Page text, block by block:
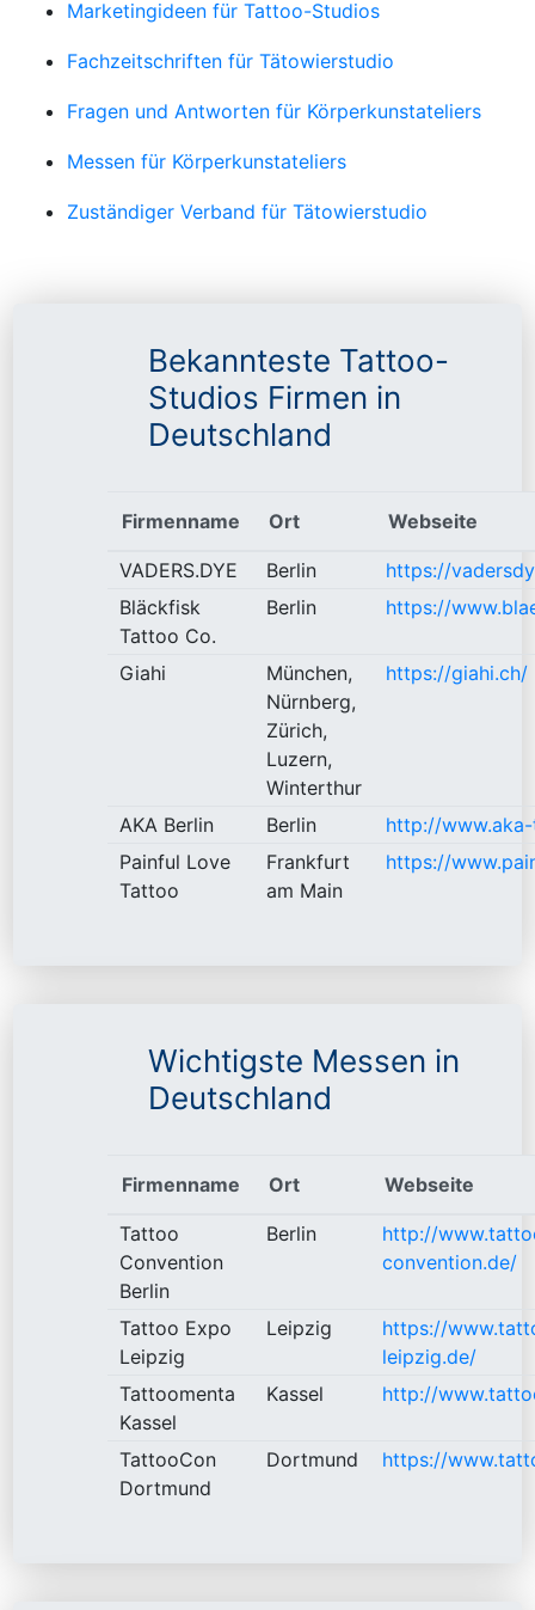
Marketingideen für Tattoo-Studios
Fachzeitschriften für Tätowierstudio
Fragen und Antworten für Körperkunstateliers
Messen für Körperkunstateliers
Zuständiger Verband für Tätowierstudio
Bekannteste Tattoo-
Studios Firmen in
Deutschland
Firmenname Ort Webseite
VADERS.DYE Berlin
https://
Bläckfisk
Tattoo Co.
Berlin https://
Giahi
München,
Nürnberg,
Zürich,
Luzern,
Winterthur
https://giahi.ch/
AKA Berlin Berlin
http://
Painful Love
Tattoo
Frankfurt
am Main
https://
Wichtigste Messen in
Deutschland
Firmenname Ort Webseite
Tattoo
Convention
Berlin
Berlin
http://
convention.de/
Tattoo Expo
Leipzig
Leipzig
https://
leipzig.de/
Tattoomenta
Kassel
Kassel http://
TattooCon
Dortmund
Dortmund https://